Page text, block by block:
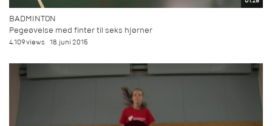
BADMINTON
Pegeøvelse med finter til seks hjørner
4.109 views 18. juni 2015